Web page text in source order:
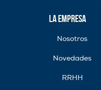
La Empresa
Nosotros
Novedades
RRHH